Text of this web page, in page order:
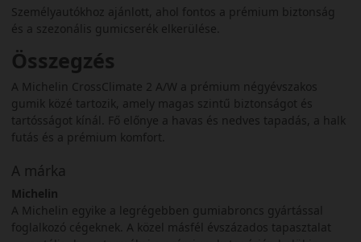
Személyautókhoz ajánlott, ahol fontos a prémium biztonság
és a szezonális gumicserék elkerülése.
Összegzés
A Michelin CrossClimate 2 A/W a prémium négyévszakos
gumik közé tartozik, amely magas szintű biztonságot és
tartósságot kínál. Fő előnye a havas és nedves tapadás, a halk
futás és a prémium komfort.
A márka
Michelin
A Michelin egyike a legrégebben gumiabroncs gyártással
foglalkozó cégeknek. A közel másfél évszázados tapasztalat